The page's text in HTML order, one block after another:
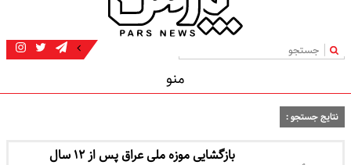
|
منو
نتایج جستجو :
بازگشایی موزه ملی عراق پس از ۱۲ سال